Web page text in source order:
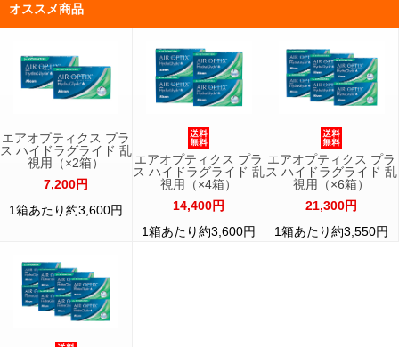
オススメ商品
エアオプティクス プラ
ス ハイドラグライド 乱
視用（×2箱）
7,200円
1箱あたり約3,600円
エアオプティクス プラ
ス ハイドラグライド 乱
視用（×4箱）
14,400円
1箱あたり約3,600円
エアオプティクス プラ
ス ハイドラグライド 乱
視用（×6箱）
21,300円
1箱あたり約3,550円